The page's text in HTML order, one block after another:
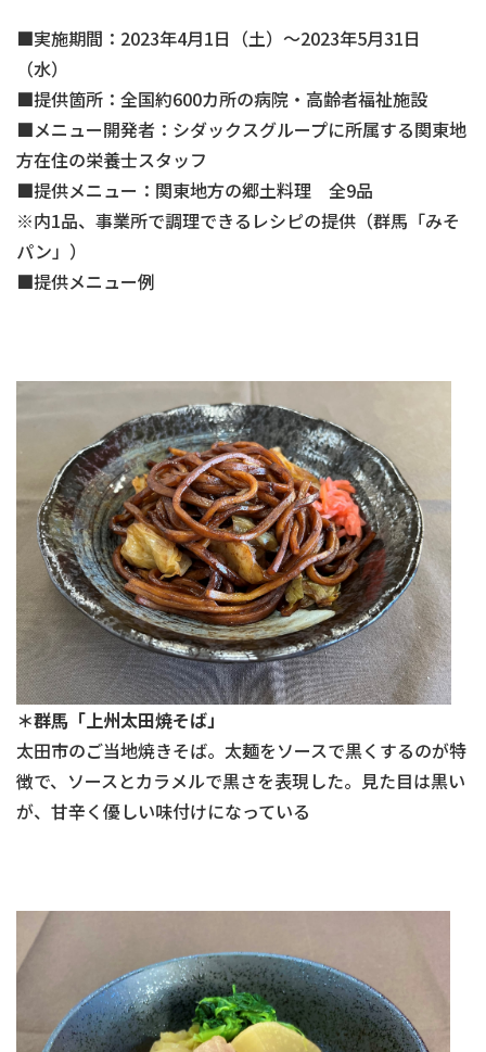
■実施期間：2023年4月1日（土）～2023年5月31日
（水）
■提供箇所：全国約600カ所の病院・高齢者福祉施設
■メニュー開発者：シダックスグループに所属する関東地
方在住の栄養士スタッフ
■提供メニュー：関東地方の郷土料理 全9品
※内1品、事業所で調理できるレシピの提供（群馬「みそ
パン」）
■提供メニュー例
＊群馬「上州太田焼そば」
太田市のご当地焼きそば。太麺をソースで黒くするのが特
徴で、ソースとカラメルで黒さを表現した。見た目は黒い
が、甘辛く優しい味付けになっている